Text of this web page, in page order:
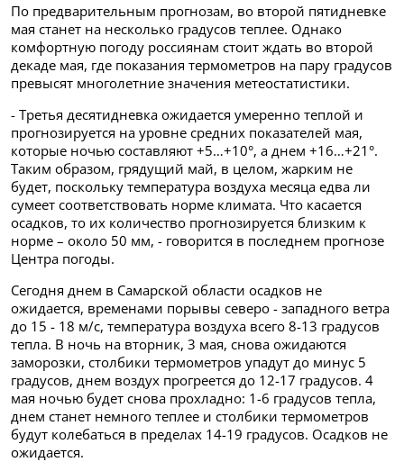
По предварительным прогнозам, во второй пятидневке
мая станет на несколько градусов теплее. Однако
комфортную погоду россиянам стоит ждать во второй
декаде мая, где показания термометров на пару градусов
превысят многолетние значения метеостатистики.
- Третья десятидневка ожидается умеренно теплой и
прогнозируется на уровне средних показателей мая,
которые ночью составляют +5…+10°, а днем +16…+21°.
Таким образом, грядущий май, в целом, жарким не
будет, поскольку температура воздуха месяца едва ли
сумеет соответствовать норме климата. Что касается
осадков, то их количество прогнозируется близким к
норме – около 50 мм, - говорится в последнем прогнозе
Центра погоды.
Сегодня днем в Самарской области осадков не
ожидается, временами порывы северо - западного ветра
до 15 - 18 м/с, температура воздуха всего 8-13 градусов
тепла. В ночь на вторник, 3 мая, снова ожидаются
заморозки, столбики термометров упадут до минус 5
градусов, днем воздух прогреется до 12-17 градусов. 4
мая ночью будет снова прохладно: 1-6 градусов тепла,
днем станет немного теплее и столбики термометров
будут колебаться в пределах 14-19 градусов. Осадков не
ожидается.